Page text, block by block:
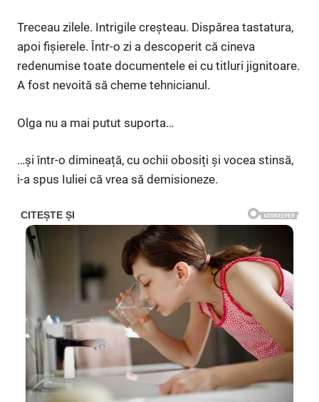
Treceau zilele. Intrigile creșteau. Dispărea tastatura,
apoi fișierele. Într-o zi a descoperit că cineva
redenumise toate documentele ei cu titluri jignitoare.
A fost nevoită să cheme tehnicianul.
Olga nu a mai putut suporta…
…și într-o dimineață, cu ochii obosiți și vocea stinsă,
i-a spus Iuliei că vrea să demisioneze.